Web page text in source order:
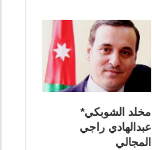
مخلد الشوبكي*
عبدالهادي راجي
المجالي